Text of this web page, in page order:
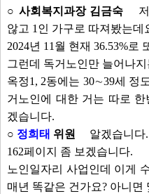
○ 사회복지과장 김금숙
않고 1인 가구로 따져봤는데
2024년 11월 현재 36.53%로
그런데 독거노인만 늘어나
옥정1, 2동에는 30∼39세 정
거노인에 대한 거는 따로
겠습니다.
○ 정희태 위원
알겠습니다.
162페이지 좀 보겠습니다.
노인일자리 사업인데 이게
매년 똑같은 건가요? 아니면